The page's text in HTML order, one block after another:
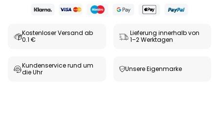
Kostenloser Versand ab
0.1 €
Lieferung innerhalb von
1–2 Werktagen
Kundenservice rund um
die Uhr
Unsere Eigenmarke